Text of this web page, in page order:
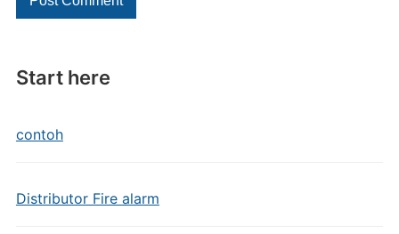
Start here
contoh
Distributor Fire alarm